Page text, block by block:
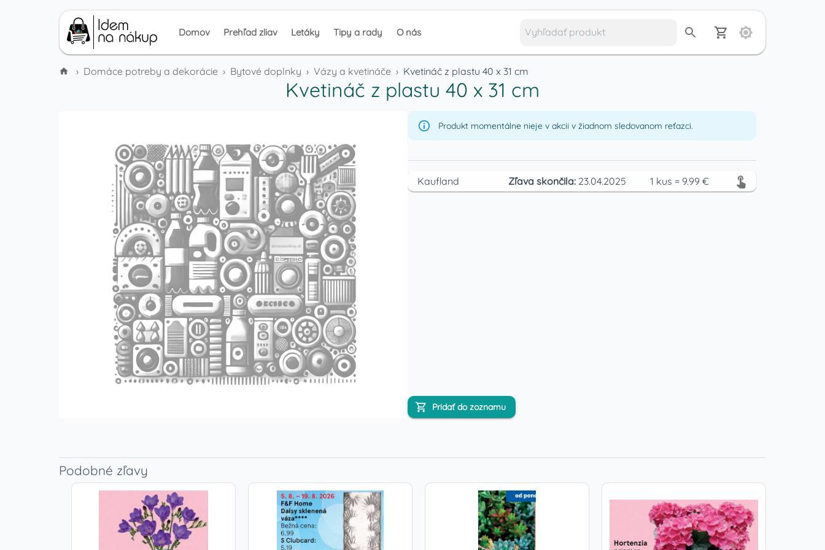
Domov Prehľad zliav Letáky Tipy a rady O nás
› Domáce potreby a dekorácie › Bytové doplnky › Vázy a kvetináče › Kvetináč z plastu 40 x 31 cm
Kvetináč z plastu 40 x 31 cm
Produkt momentálne nieje v akcii v žiadnom sledovanom reťazci.
Kaufland Zľava skončila: 23.04.2025 1 kus = 9.99 €
Pridať do zoznamu
Podobné zľavy